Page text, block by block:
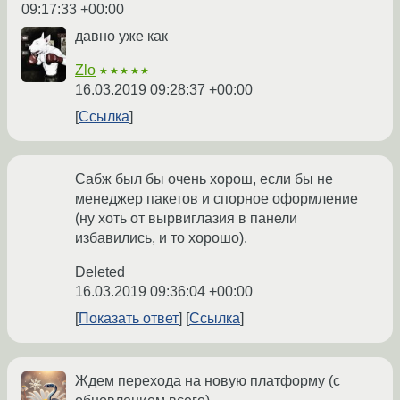
09:17:33 +00:00
давно уже как
Zlo ★★★★★
16.03.2019 09:28:37 +00:00
Ссылка
Сабж был бы очень хорош, если бы не
менеджер пакетов и спорное оформление
(ну хоть от вырвиглазия в панели
избавились, и то хорошо).
Deleted
16.03.2019 09:36:04 +00:00
Показать ответ
Ссылка
Ждем перехода на новую платформу (с